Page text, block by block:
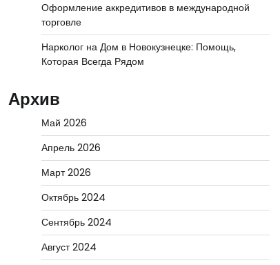
Оформление аккредитивов в международной
торговле
Нарколог на Дом в Новокузнецке: Помощь,
Которая Всегда Рядом
Архив
Май 2026
Апрель 2026
Март 2026
Октябрь 2024
Сентябрь 2024
Август 2024